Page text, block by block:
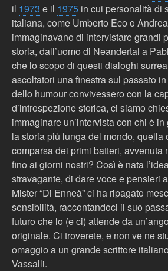
il 1973 e il 1975 in cui personalità di
italiana, come Umberto Eco o
immaginavano di intervistare grandi
storia, dall’uomo di Neandertal a
che lo scopo di questi dialoghi
ascoltatori una finestra sul passato
dello humour convivessero con la
d’introspezione storica, ci siamo
immaginare un’intervista con chi è
la storia più lunga del mondo, quella
comparsa dei primi batteri, avvenuta
fino ai giorni nostri? Così è nata
stravagante, di dare voce e pensieri
Mister “Di Enneà” ci ha ripagato
sensibilità, raccontandoci il suo
futuro che lo (e ci) attende da
originale. Ci troverete, e non ve ne
omaggio a un grande scrittore
Vassalli.